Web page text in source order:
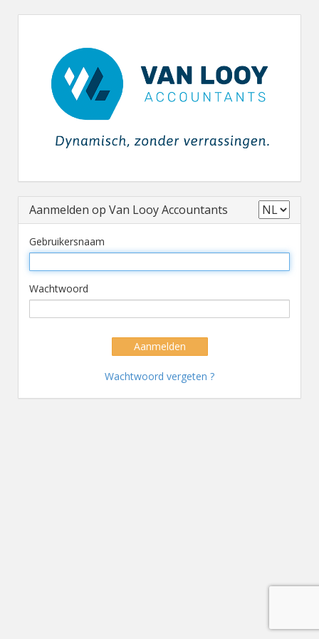
Aanmelden op Van Looy Accountants
Gebruikersnaam
Wachtwoord
Aanmelden
Wachtwoord vergeten ?